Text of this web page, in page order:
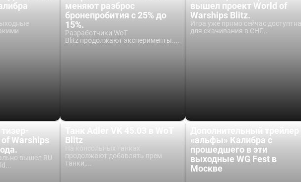
меняют разброс
бронепробития с 25% до
15%.
Разработчики WoT
Blitz продолжают эксперименты....
вышел проект World of
Warships Blitz.
Игра уже прямо сейчас доступтна
для скачивания в СНГ...
Warships
вышел RU
Blitz
продолжают добавлять прем
танки,...
«альфы» Калибра с
прошедшего в эти
выходные WG Fest в
Москве